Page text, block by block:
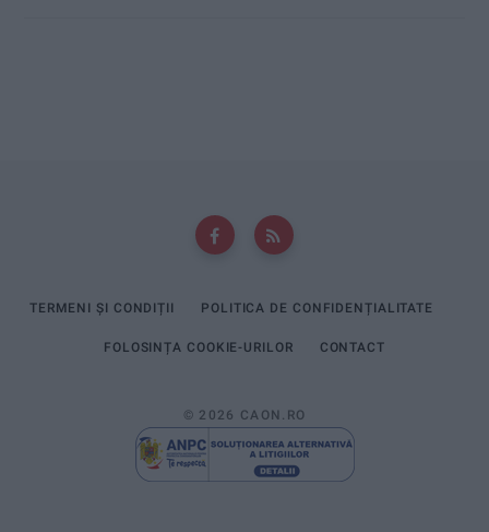
TERMENI ȘI CONDIȚII POLITICA DE CONFIDENȚIALITATE
FOLOSINȚA COOKIE-URILOR CONTACT
© 2026 CAON.RO